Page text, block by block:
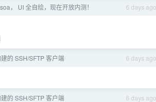
6 days ago
， UI 全自绘，现在开放内测！
6 days ago
的 SSH/SFTP 客户端
6 days ago
的 SSH/SFTP 客户端